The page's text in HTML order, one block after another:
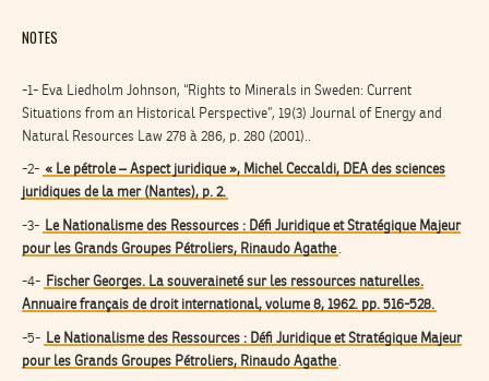
NOTES
-1- Eva Liedholm Johnson, “Rights to Minerals in Sweden: Current
Situations from an Historical Perspective”, 19(3) Journal of Energy and
Natural Resources Law 278 à 286, p. 280 (2001)..
-2- « Le pétrole – Aspect juridique », Michel Ceccaldi, DEA des sciences
juridiques de la mer (Nantes), p. 2.
-3- Le Nationalisme des Ressources : Défi Juridique et Stratégique Majeur
pour les Grands Groupes Pétroliers, Rinaudo Agathe .
-4- Fischer Georges. La souveraineté sur les ressources naturelles.
Annuaire français de droit international, volume 8, 1962. pp. 516-528.
-5- Le Nationalisme des Ressources : Défi Juridique et Stratégique Majeur
pour les Grands Groupes Pétroliers, Rinaudo Agathe .